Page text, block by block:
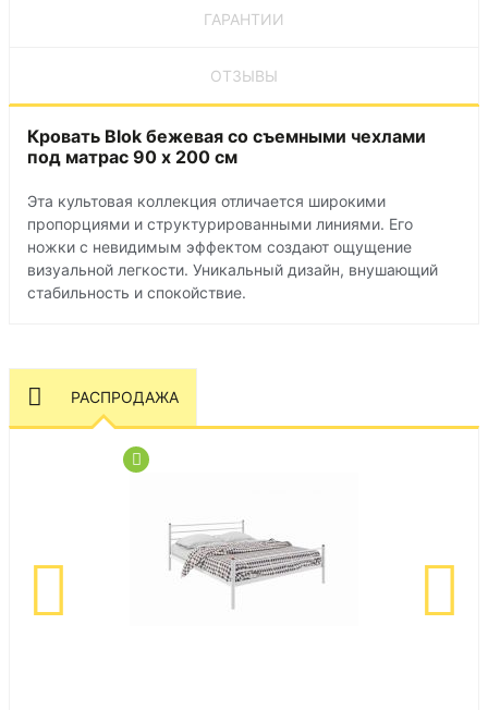
ГАРАНТИИ
ОТЗЫВЫ
Кровать Blok бежевая со съемными чехлами
под матрас 90 х 200 см
Эта культовая коллекция отличается широкими
пропорциями и структурированными линиями. Его
ножки с невидимым эффектом создают ощущение
визуальной легкости. Уникальный дизайн, внушающий
стабильность и спокойствие.
РАСПРОДАЖА